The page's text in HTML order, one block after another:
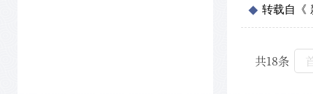
转载自《
共18条